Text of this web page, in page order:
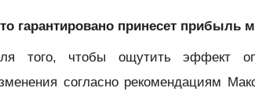
гарантировано принесет прибыль
того, чтобы ощутить эффект
согласно рекомендациям